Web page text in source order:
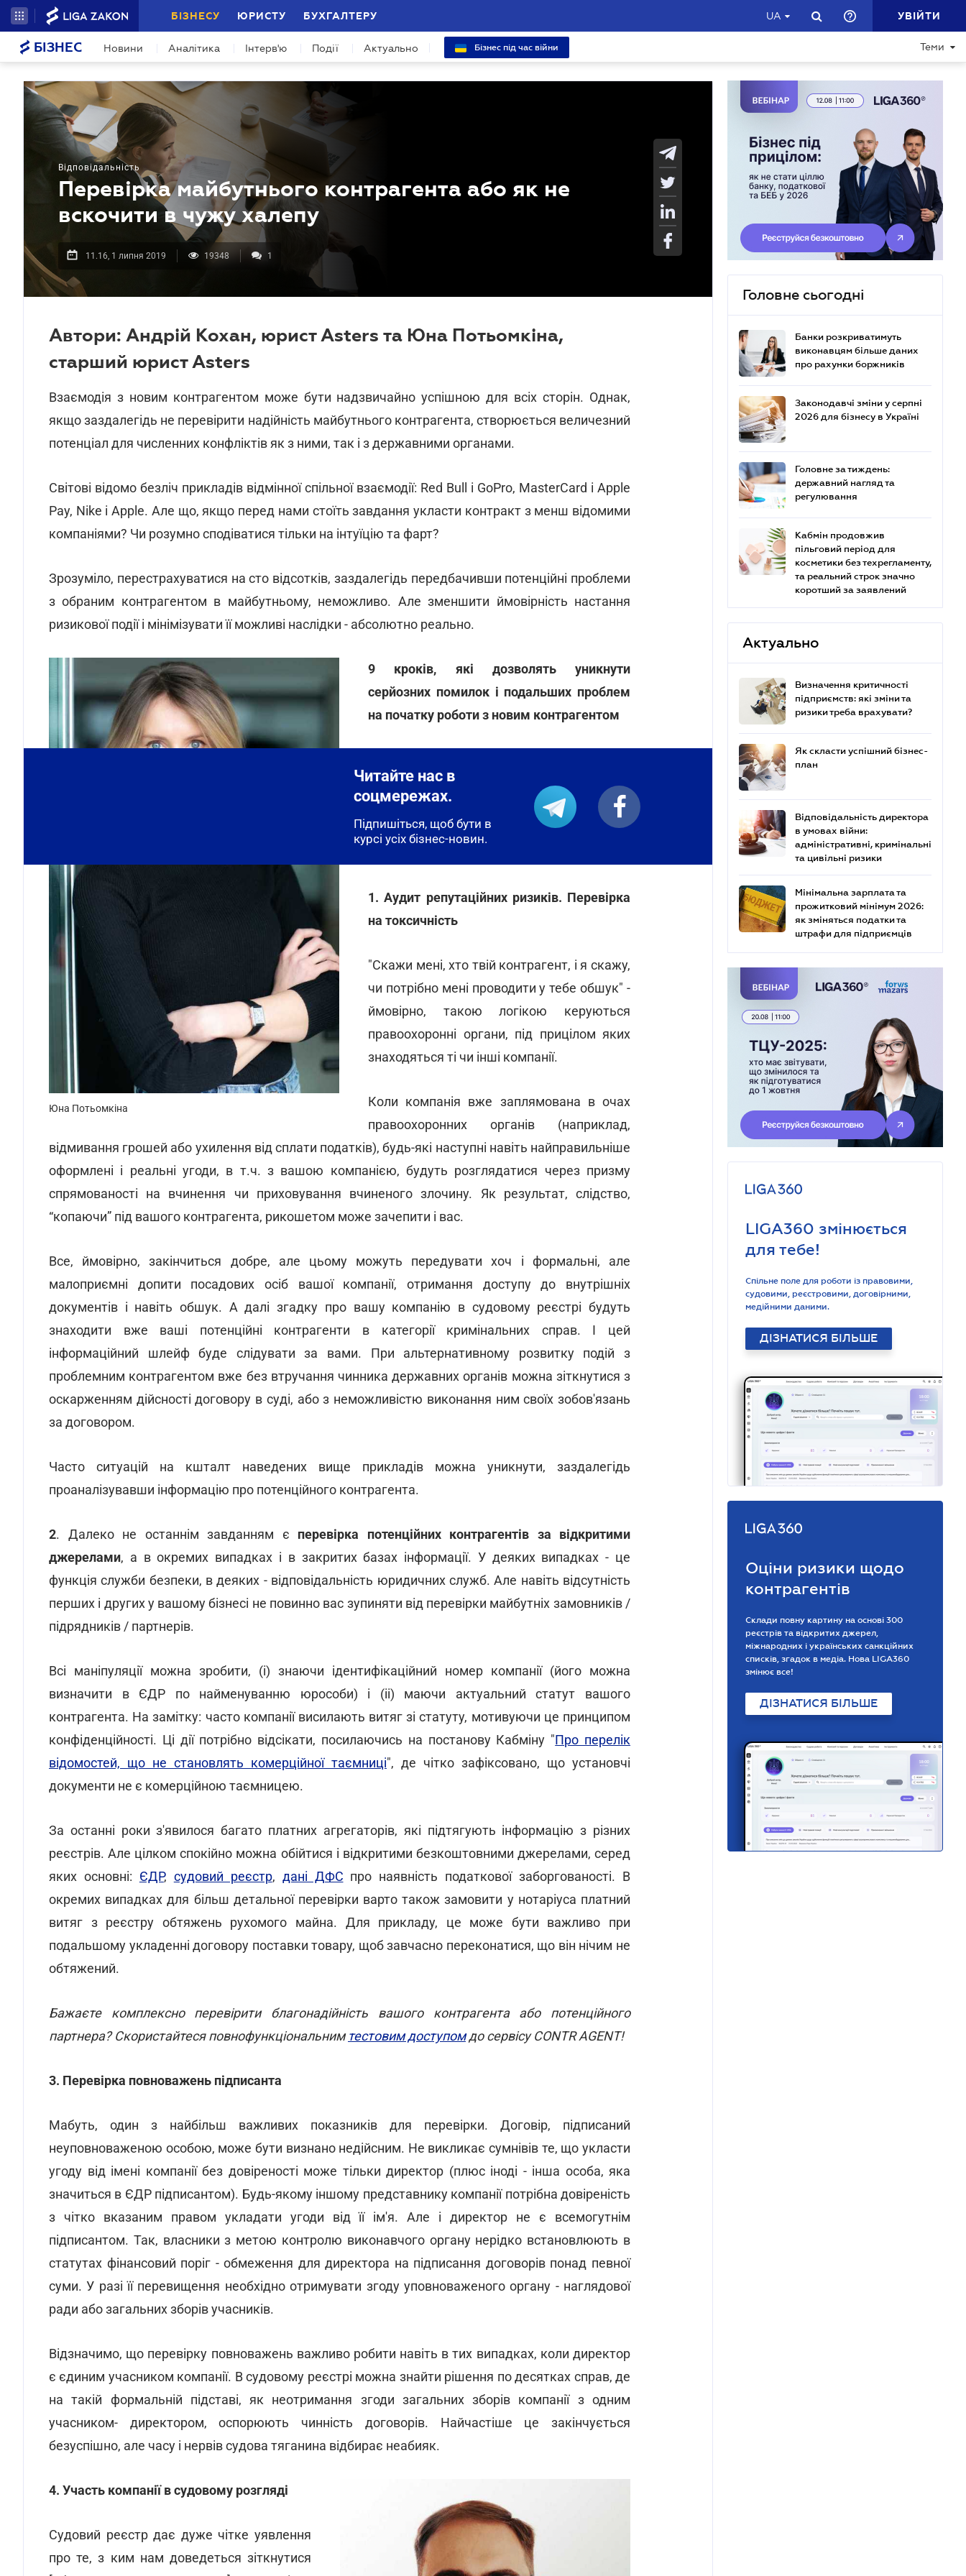
БІЗНЕСУ ЮРИСТУ БУХГАЛТЕРУ UA УВІЙТИ
БІЗНЕС Новини Аналітика Інтерв'ю Події Актуально Бізнес під час війни Теми
Відповідальність
Перевірка майбутнього контрагента або як не
вскочити в чужу халепу
11.16, 1 липня 2019 19348 1
Автори: Андрій Кохан, юрист Asters та Юна Потьомкіна,
старший юрист Asters
Взаємодія з новим контрагентом може бути надзвичайно успішною для всіх сторін. Однак,
якщо заздалегідь не перевірити надійність майбутнього контрагента, створюється величезний
потенціал для численних конфліктів як з ними, так і з державними органами.
Світові відомо безліч прикладів відмінної спільної взаємодії: Red Bull і GoPro, MasterCard і Apple
Pay, Nike і Apple. Але що, якщо перед нами стоїть завдання укласти контракт з менш відомими
компаніями? Чи розумно сподіватися тільки на інтуїцію та фарт?
Зрозуміло, перестрахуватися на сто відсотків, заздалегідь передбачивши потенційні проблеми
з обраним контрагентом в майбутньому, неможливо. Але зменшити ймовірність настання
ризикової події і мінімізувати її можливі наслідки - абсолютно реально.
Юна Потьомкіна
9 кроків, які дозволять уникнути
серйозних помилок і подальших проблем
на початку роботи з новим контрагентом
Читайте нас в
соцмережах.
Підпишіться, щоб бути в
курсі усіх бізнес-новин.
1. Аудит репутаційних ризиків. Перевірка
на токсичність
"Скажи мені, хто твій контрагент, і я скажу,
чи потрібно мені проводити у тебе обшук" -
ймовірно, такою логікою керуються
правоохоронні органи, під прицілом яких
знаходяться ті чи інші компанії.
Коли компанія вже заплямована в очах
правоохоронних органів (наприклад,
відмивання грошей або ухилення від сплати податків), будь-які наступні навіть найправильніше
оформлені і реальні угоди, в т.ч. з вашою компанією, будуть розглядатися через призму
спрямованості на вчинення чи приховування вчиненого злочину. Як результат, слідство,
“копаючи” під вашого контрагента, рикошетом може зачепити і вас.
Все, ймовірно, закінчиться добре, але цьому можуть передувати хоч і формальні, але
малоприємні допити посадових осіб вашої компанії, отримання доступу до внутрішніх
документів і навіть обшук. А далі згадку про вашу компанію в судовому реєстрі будуть
знаходити вже ваші потенційні контрагенти в категорії кримінальних справ. І цей
інформаційний шлейф буде слідувати за вами. При альтернативному розвитку подій з
проблемним контрагентом вже без втручання чинника державних органів можна зіткнутися з
оскарженням дійсності договору в суді, або з неможливістю виконання ним своїх зобов'язань
за договором.
Часто ситуацій на кшталт наведених вище прикладів можна уникнути, заздалегідь
проаналізувавши інформацію про потенційного контрагента.
2. Далеко не останнім завданням є перевірка потенційних контрагентів за відкритими
джерелами, а в окремих випадках і в закритих базах інформації. У деяких випадках - це
функція служби безпеки, в деяких - відповідальність юридичних служб. Але навіть відсутність
перших і других у вашому бізнесі не повинно вас зупиняти від перевірки майбутніх замовників /
підрядників / партнерів.
Всі маніпуляції можна зробити, (i) знаючи ідентифікаційний номер компанії (його можна
визначити в ЄДР по найменуванню юрособи) і (ii) маючи актуальний статут вашого
контрагента. На замітку: часто компанії висилають витяг зі статуту, мотивуючи це принципом
конфіденційності. Ці дії потрібно відсікати, посилаючись на постанову Кабміну "Про перелік
відомостей, що не становлять комерційної таємниці", де чітко зафіксовано, що установчі
документи не є комерційною таємницею.
За останні роки з'явилося багато платних агрегаторів, які підтягують інформацію з різних
реєстрів. Але цілком спокійно можна обійтися і відкритими безкоштовними джерелами, серед
яких основні: ЄДР, судовий реєстр, дані ДФС про наявність податкової заборгованості. В
окремих випадках для більш детальної перевірки варто також замовити у нотаріуса платний
витяг з реєстру обтяжень рухомого майна. Для прикладу, це може бути важливо при
подальшому укладенні договору поставки товару, щоб завчасно переконатися, що він нічим не
обтяжений.
Бажаєте комплексно перевірити благонадійність вашого контрагента або потенційного
партнера? Скористайтеся повнофункціональнимтестовим доступомдо сервісу CONTR AGENT!
3. Перевірка повноважень підписанта
Мабуть, один з найбільш важливих показників для перевірки. Договір, підписаний
неуповноваженою особою, може бути визнано недійсним. Не викликає сумнівів те, що укласти
угоду від імені компанії без довіреності може тільки директор (плюс іноді - інша особа, яка
значиться в ЄДР підписантом). Будь-якому іншому представнику компанії потрібна довіреність
з чітко вказаним правом укладати угоди від її ім'я. Але і директор не є всемогутнім
підписантом. Так, власники з метою контролю виконавчого органу нерідко встановлюють в
статутах фінансовий поріг - обмеження для директора на підписання договорів понад певної
суми. У разі її перевищення необхідно отримувати згоду уповноваженого органу - наглядової
ради або загальних зборів учасників.
Відзначимо, що перевірку повноважень важливо робити навіть в тих випадках, коли директор
є єдиним учасником компанії. В судовому реєстрі можна знайти рішення по десятках справ, де
на такій формальній підставі, як неотримання згоди загальних зборів компанії з одним
учасником- директором, оспорюють чинність договорів. Найчастіше це закінчується
безуспішно, але часу і нервів судова тяганина відбирає неабияк.
4. Участь компанії в судовому розгляді
Судовий реєстр дає дуже чітке уявлення
про те, з ким нам доведеться зіткнутися
Головне сьогодні
Банки розкриватимуть
виконавцям більше даних
про рахунки боржників
Законодавчі зміни у серпні
2026 для бізнесу в Україні
Головне за тиждень:
державний нагляд та
регулювання
Кабмін продовжив
пільговий період для
косметики без техрегламенту,
та реальний строк значно
коротший за заявлений
Актуально
Визначення критичності
підприємств: які зміни та
ризики треба врахувати?
Як скласти успішний бізнес-
план
Відповідальність директора
в умовах війни:
адміністративні, кримінальні
та цивільні ризики
Мінімальна зарплата та
прожитковий мінімум 2026:
як зміняться податки та
штрафи для підприємців
LIGA360 змінюється
для тебе!
Спільне поле для роботи із правовими,
судовими, реєстровими, договірними,
медійними даними.
ДІЗНАТИСЯ БІЛЬШЕ
Оціни ризики щодо
контрагентів
Склади повну картину на основі 300
реєстрів та відкритих джерел,
міжнародних і українських санкційних
списків, згадок в медіа. Нова LIGA360
змінює все!
ДІЗНАТИСЯ БІЛЬШЕ